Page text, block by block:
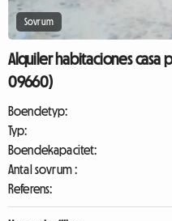
Sovrum
Alquiler habitaciones casa
09660)
Boendetyp:
Typ:
Boendekapacitet:
Antal sovrum :
Referens: